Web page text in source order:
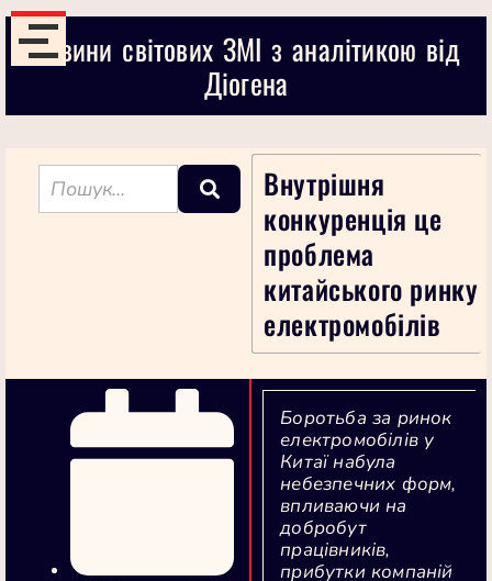
Новини світових ЗМІ з аналітикою від
Діогена
Внутрішня
конкуренція це
проблема
китайського ринку
електромобілів
Боротьба за ринок
електромобілів у
Китаї набула
небезпечних форм,
впливаючи на
добробут
працівників,
прибутки компаній